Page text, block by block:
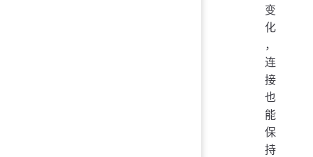
变
化
，
连
接
也
能
保
持